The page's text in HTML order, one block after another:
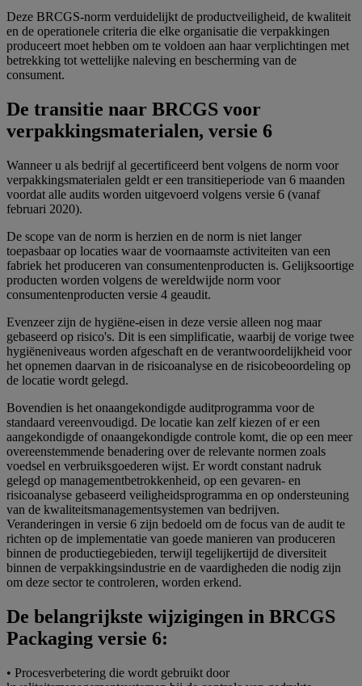
Deze BRCGS-norm verduidelijkt de productveiligheid, de kwaliteit
en de operationele criteria die elke organisatie die verpakkingen
produceert moet hebben om te voldoen aan haar verplichtingen met
betrekking tot wettelijke naleving en bescherming van de
consument.
De transitie naar BRCGS voor
verpakkingsmaterialen, versie 6
Wanneer u als bedrijf al gecertificeerd bent volgens de norm voor
verpakkingsmaterialen geldt er een transitieperiode van 6 maanden
voordat alle audits worden uitgevoerd volgens versie 6 (vanaf
februari 2020).
De scope van de norm is herzien en de norm is niet langer
toepasbaar op locaties waar de voornaamste activiteiten van een
fabriek het produceren van consumentenproducten is. Gelijksoortige
producten worden volgens de wereldwijde norm voor
consumentenproducten versie 4 geaudit.
Evenzeer zijn de hygiëne-eisen in deze versie alleen nog maar
gebaseerd op risico's. Dit is een simplificatie, waarbij de vorige twee
hygiëneniveaus worden afgeschaft en de verantwoordelijkheid voor
het opnemen daarvan in de risicoanalyse en de risicobeoordeling op
de locatie wordt gelegd.
Bovendien is het onaangekondigde auditprogramma voor de
standaard vereenvoudigd. De locatie kan zelf kiezen of er een
aangekondigde of onaangekondigde controle komt, die op een meer
overeenstemmende benadering over de relevante normen zoals
voedsel en verbruiksgoederen wijst. Er wordt constant nadruk
gelegd op managementbetrokkenheid, op een gevaren- en
risicoanalyse gebaseerd veiligheidsprogramma en op ondersteuning
van de kwaliteitsmanagementsystemen van bedrijven.
Veranderingen in versie 6 zijn bedoeld om de focus van de audit te
richten op de implementatie van goede manieren van produceren
binnen de productiegebieden, terwijl tegelijkertijd de diversiteit
binnen de verpakkingsindustrie en de vaardigheden die nodig zijn
om deze sector te controleren, worden erkend.
De belangrijkste wijzigingen in BRCGS
Packaging versie 6:
• Procesverbetering die wordt gebruikt door